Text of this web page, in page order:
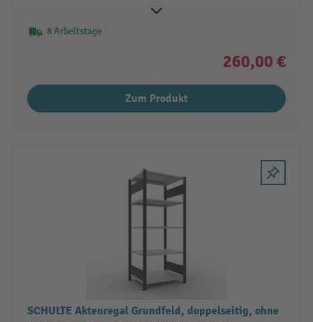
8 Arbeitstage
260,00 €
Zum Produkt
SCHULTE Aktenregal Grundfeld, doppelseitig, ohne